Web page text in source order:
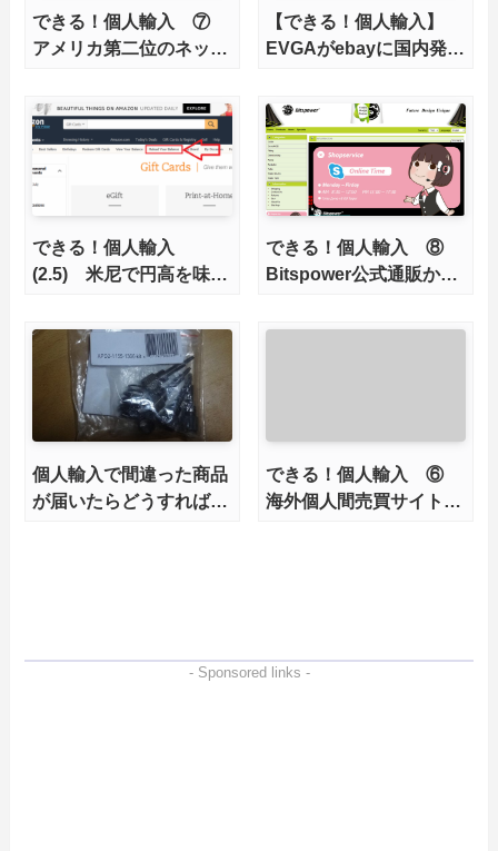
できる！個人輸入 ⑦
アメリカ第二位のネット
人輸入する方法
【できる！個人輸入】
EVGAがebayに国内発送
できる！個人輸入
(2.5) 米尼で円高を味方
利用方法
できる！個人輸入 ⑧
Bitspower公式通販から
個人輸入で間違った商品
が届いたらどうすればい
できる！個人輸入 ⑥
海外個人間売買サイト
- Sponsored links -